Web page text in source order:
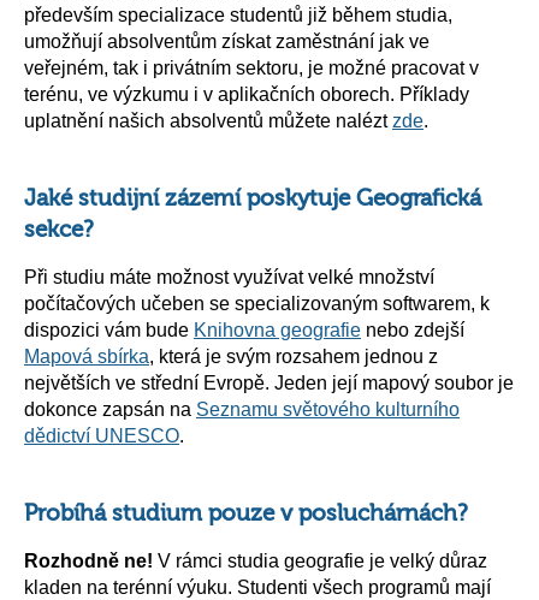
především specializace studentů již během studia,
umožňují absolventům získat zaměstnání jak ve
veřejném, tak i privátním sektoru, je možné pracovat v
terénu, ve výzkumu i v aplikačních oborech. Příklady
uplatnění našich absolventů můžete naléztzde.
Jaké studijní zázemí poskytuje Geografická
sekce?
Při studiu máte možnost využívat velké množství
počítačových učeben se specializovaným softwarem, k
dispozici vám bude Knihovna geografie nebo zdejší
Mapová sbírka, která je svým rozsahem jednou z
největších ve střední Evropě. Jeden její mapový soubor je
dokonce zapsán na Seznamu světového kulturního
dědictví UNESCO.
Probíhá studium pouze v posluchárnách?
Rozhodně ne! V rámci studia geografie je velký důraz
kladen na terénní výuku. Studenti všech programů mají